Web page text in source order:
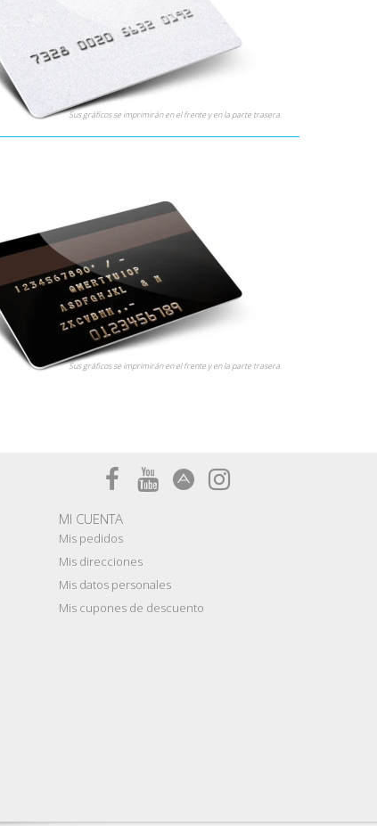
Sus gráficos se imprimirán en el frente y en la parte trasera.
Sus gráficos se imprimirán en el frente y en la parte trasera.
MI CUENTA
Mis pedidos
Mis direcciones
Mis datos personales
Mis cupones de descuento